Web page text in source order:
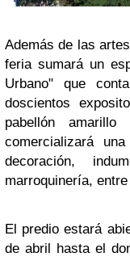
Además de las
feria sumará un
Urbano" que
doscientos
pabellón
comercializará
decoración,
marroquinería,
El predio estará
de abril hasta el